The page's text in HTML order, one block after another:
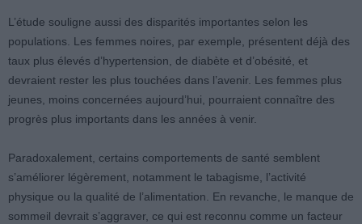
L’étude souligne aussi des disparités importantes selon les
populations. Les femmes noires, par exemple, présentent déjà des
taux plus élevés d’hypertension, de diabète et d’obésité, et
devraient rester les plus touchées dans l’avenir. Les femmes plus
jeunes, moins concernées aujourd’hui, pourraient connaître des
progrès plus importants dans les années à venir.
Paradoxalement, certains comportements de santé semblent
s’améliorer légèrement, notamment le tabagisme, l’activité
physique ou la qualité de l’alimentation. En revanche, le manque de
sommeil devrait s’aggraver, ce qui est reconnu comme un facteur